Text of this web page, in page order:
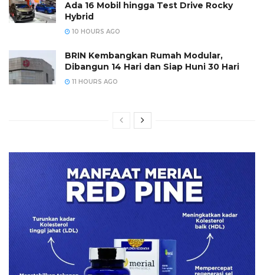
Ada 16 Mobil hingga Test Drive Rocky
Hybrid
10 HOURS AGO
BRIN Kembangkan Rumah Modular,
Dibangun 14 Hari dan Siap Huni 30 Hari
11 HOURS AGO